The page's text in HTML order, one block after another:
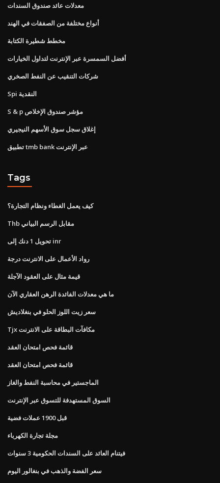
معدلات عائد صندوق السندات
أنواع مختلفة من الصفقات في الهند
مخطط شطيرة الكتابة
أفضل السمسرة عبر الإنترنت لتداول الخيارات
شركات التنقيب عن النفط الصخري
Spi النقدية
S & p مؤشر صندوق الإخلاص
إغلاق سجل سوق الأسهم النيجيري
تطبيق tmb bank عبر الإنترنت
Tags
كيف يعمل الغطاء ونظام التجارة؟
Thb مقابل الرسم البياني
تحويل 1 دنك إلى inr
رواد الأعمال على الانترنت درجة
قيمة مثال على العقود الآجلة
ما هي معدلات الفائدة الرهن العقاري الآن
سعر زيت اللوز الحلو في بنغلاديش
Tjx مكافآت البطاقة على الانترنت
قائمة فحص امتحان العقد
قائمة فحص امتحان العقد
الماجستير في محاسبة النفط والغاز
السوق المستهدفة للتسوق عبر الإنترنت
قبل 1900 عملات فضية
مجلة تجارة الكهرباء
فيتنام العائد على السندات الحكومية 3 سنوات
سعر الفضة والذهب في بنغالور اليوم